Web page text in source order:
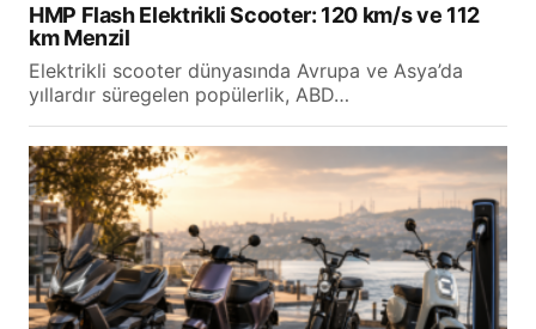
HMP Flash Elektrikli Scooter: 120 km/s ve 112
km Menzil
Elektrikli scooter dünyasında Avrupa ve Asya’da
yıllardır süregelen popülerlik, ABD…